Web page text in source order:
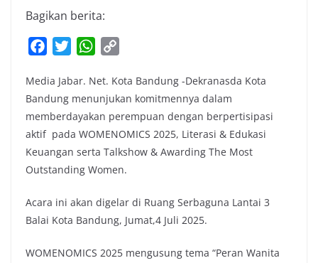
Bagikan berita:
c
e
b
o
o
k
i
t
t
e
r
W
a
t
s
A
p
p
p
y
L
i
n
k
Media Jabar. Net. Kota Bandung -Dekranasda Kota
Bandung menunjukan komitmennya dalam
memberdayakan perempuan dengan berpertisipasi
aktif pada WOMENOMICS 2025, Literasi & Edukasi
Keuangan serta Talkshow & Awarding The Most
Outstanding Women.
Acara ini akan digelar di Ruang Serbaguna Lantai 3
Balai Kota Bandung, Jumat,4 Juli 2025.
WOMENOMICS 2025 mengusung tema “Peran Wanita